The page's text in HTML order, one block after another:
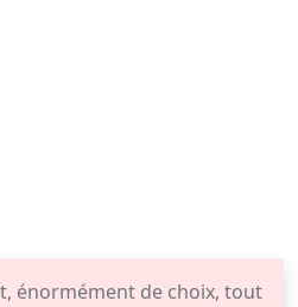
énormément de choix, tout